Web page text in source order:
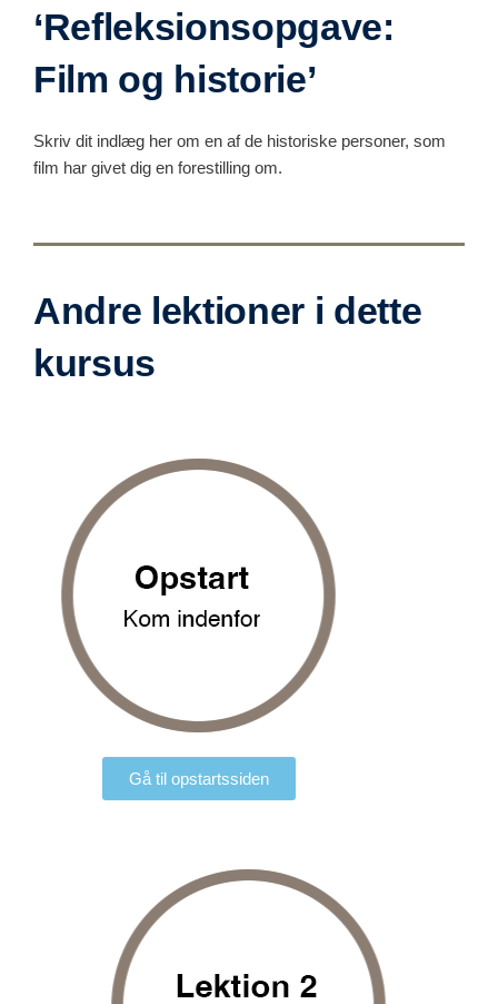
‘Refleksionsopgave:
Film og historie’
Skriv dit indlæg her om en af de historiske personer, som
film har givet dig en forestilling om.
Andre lektioner i dette
kursus
Gå til opstartssiden